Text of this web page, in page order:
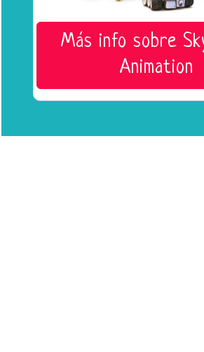
Más info sobre
Animation